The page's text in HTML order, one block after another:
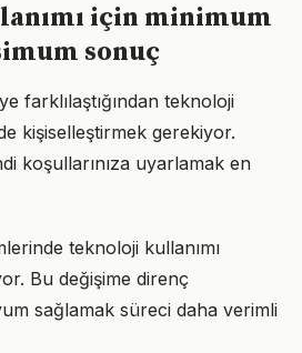
için minimum
sonuç
farklılaştığından teknoloji
kişiselleştirmek gerekiyor.
koşullarınıza uyarlamak en
teknoloji kullanımı
Bu değişime direnç
sağlamak süreci daha verimli